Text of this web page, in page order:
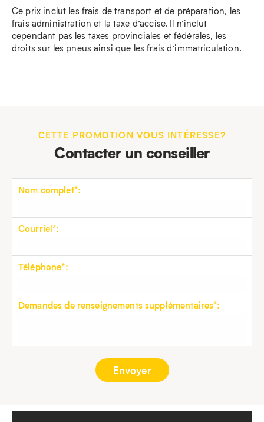
Ce prix inclut les frais de transport et de préparation, les
frais administration et la taxe d’accise. Il n’inclut
cependant pas les taxes provinciales et fédérales, les
droits sur les pneus ainsi que les frais d’immatriculation.
CETTE PROMOTION VOUS INTÉRESSE?
Contacter un conseiller
Nom complet*:
Courriel*:
Téléphone*:
Demandes de renseignements supplémentaires*: